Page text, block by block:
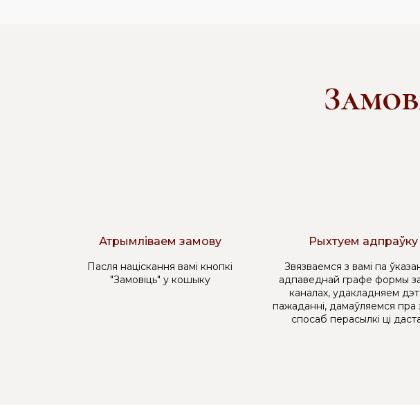
Атрымліваем замову
Пасля націскання вамі кнопкі
"Замовіць" у кошыку
Рыхтуем адпраўку
Звязваемся з вамі па
адпаведнай графе формы
каналах, удакладняем
пажаданні, дамаўляемся пра
спосаб перасылкі ці